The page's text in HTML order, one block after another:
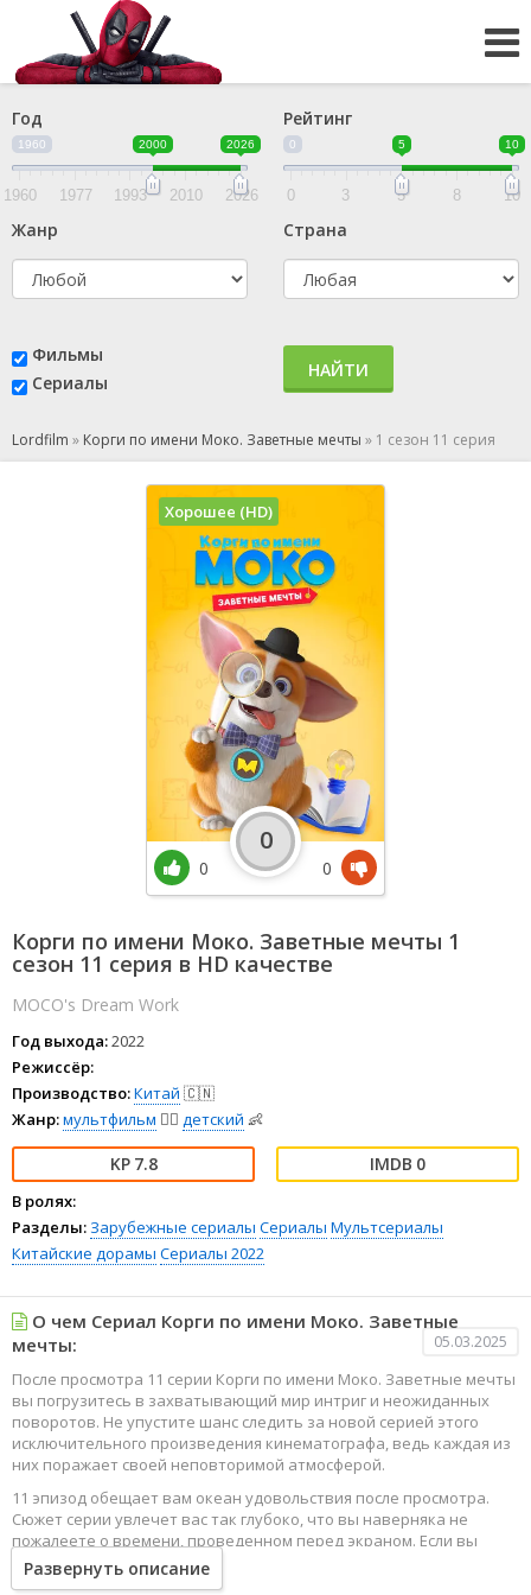
Год
1960 2000 2026
1960 1977 1993 2010 2026
Рейтинг
0 5 10
0 3 5 8 10
Жанр Страна
Фильмы
Сериалы
НАЙТИ
Lordfilm » Корги по имени Моко. Заветные мечты » 1 сезон 11 серия
Корги по имени Моко. Заветные мечты 1
сезон 11 серия в HD качестве
MOCO's Dream Work
Год выхода:2022
Режиссёр:
Производство:Китай 🇨🇳
Жанр:мультфильм 🧚‍♀️ детский 👶
7.8 0
В ролях:
Разделы: Зарубежные сериалы Сериалы Мультсериалы
Китайские дорамы Сериалы 2022
Хорошее (HD)
0
0
0
О чем Сериал Корги по имени Моко. Заветные
мечты:
05.03.2025
После просмотра 11 серии Корги по имени Моко. Заветные мечты
вы погрузитесь в захватывающий мир интриг и неожиданных
поворотов. Не упустите шанс следить за новой серией этого
исключительного произведения кинематографа, ведь каждая из
них поражает своей неповторимой атмосферой.
11 эпизод обещает вам океан удовольствия после просмотра.
Сюжет серии увлечет вас так глубоко, что вы наверняка не
пожалеете о времени, проведенном перед экраном. Если вы
жаждете наслаждаться онлайн этим сериалом в высоком
качестве HD, то ваш выбор будет весьма правильным. Каждый
Развернуть описание